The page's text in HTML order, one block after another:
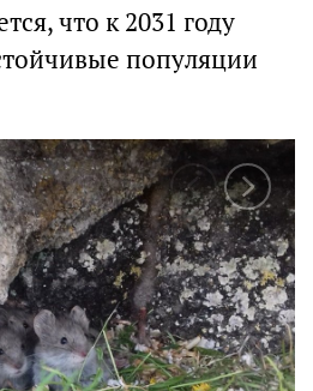
что к 2031 году
популяции